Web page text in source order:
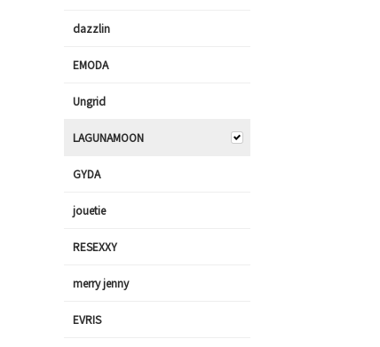
dazzlin
EMODA
Ungrid
LAGUNAMOON
GYDA
jouetie
RESEXXY
merry jenny
EVRIS